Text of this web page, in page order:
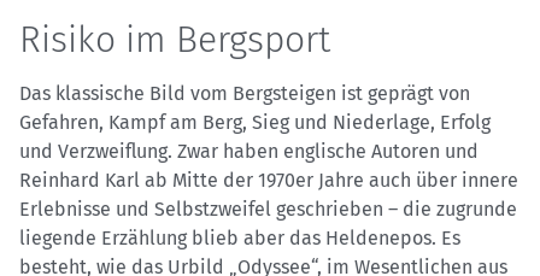
Risiko im Bergsport
Das klassische Bild vom Bergsteigen ist geprägt von
Gefahren, Kampf am Berg, Sieg und Niederlage, Erfolg
und Verzweiflung. Zwar haben englische Autoren und
Reinhard Karl ab Mitte der 1970er Jahre auch über innere
Erlebnisse und Selbstzweifel geschrieben – die zugrunde
liegende Erzählung blieb aber das Heldenepos. Es
besteht, wie das Urbild „Odyssee“, im Wesentlichen aus